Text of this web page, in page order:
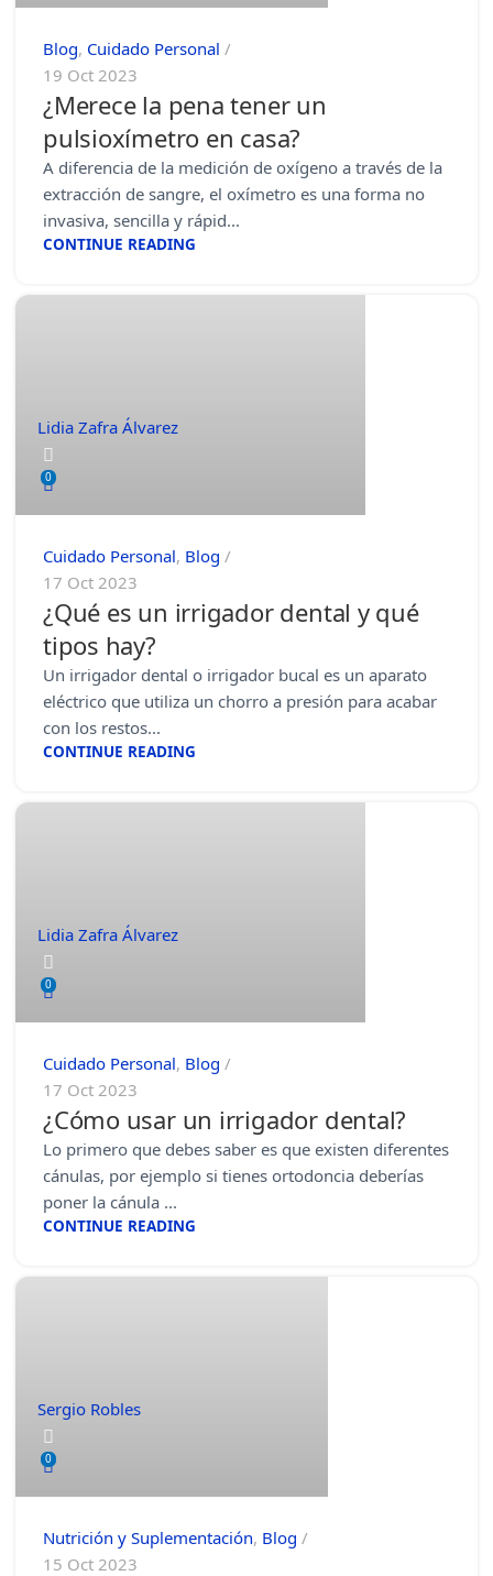
Blog, Cuidado Personal
19 Oct 2023
¿Merece la pena tener un
pulsioxímetro en casa?
A diferencia de la medición de oxígeno a través de la
extracción de sangre, el oxímetro es una forma no
invasiva, sencilla y rápid...
CONTINUE READING
Lidia Zafra Álvarez
0
Cuidado Personal, Blog
17 Oct 2023
¿Qué es un irrigador dental y qué
tipos hay?
Un irrigador dental o irrigador bucal es un aparato
eléctrico que utiliza un chorro a presión para acabar
con los restos...
CONTINUE READING
Lidia Zafra Álvarez
0
Cuidado Personal, Blog
17 Oct 2023
¿Cómo usar un irrigador dental?
Lo primero que debes saber es que existen diferentes
cánulas, por ejemplo si tienes ortodoncia deberías
poner la cánula ...
CONTINUE READING
Sergio Robles
0
Nutrición y Suplementación, Blog
15 Oct 2023